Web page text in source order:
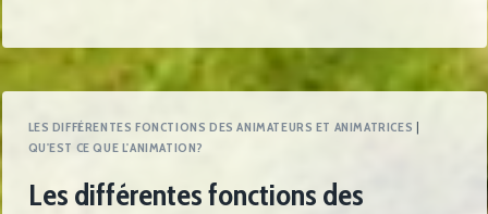
LES DIFFÉRENTES FONCTIONS DES ANIMATEURS ET ANIMATRICES |
QU'EST CE QUE L'ANIMATION?
Les différentes fonctions des